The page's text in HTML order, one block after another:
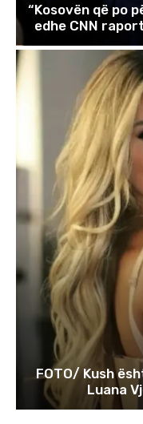
“Kosovën që po
edhe CNN
FOTO/ Kush
Luana